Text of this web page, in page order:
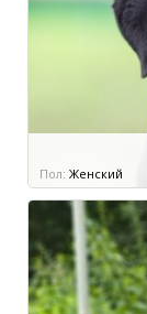
Пол: Женский